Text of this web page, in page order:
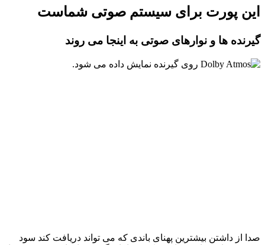
این پورت برای سیستم صوتی شماست
گیرنده ها و نوارهای صوتی به اینجا می روند
صدا از داشتن بیشترین پهنای باندی که می تواند دریافت کند سود